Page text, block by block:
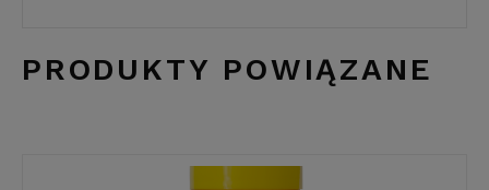
PRODUKTY POWIĄZANE